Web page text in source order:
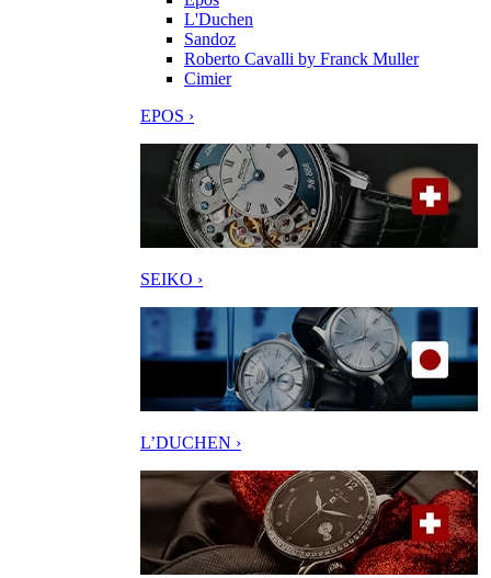
L'Duchen
Sandoz
Roberto Cavalli by Franck Muller
Cimier
EPOS ›
SEIKO ›
L’DUCHEN ›